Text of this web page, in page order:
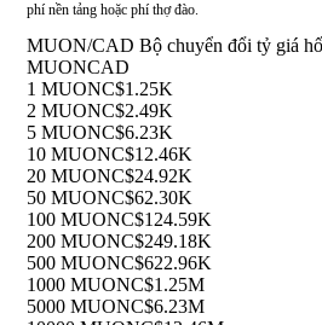
phí nền tảng hoặc phí thợ đào.
MUON/CAD Bộ chuyển đổi tỷ giá
MUONCAD
1 MUONC$1.25K
2 MUONC$2.49K
5 MUONC$6.23K
10 MUONC$12.46K
20 MUONC$24.92K
50 MUONC$62.30K
100 MUONC$124.59K
200 MUONC$249.18K
500 MUONC$622.96K
1000 MUONC$1.25M
5000 MUONC$6.23M